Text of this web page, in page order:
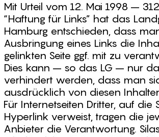
Mit Urteil vom 12. Mai 1998 –
“Haftung für Links” hat das
Hamburg entschieden, dass
Ausbringung eines Links die
gelinkten Seite ggf. mit zu
Dies kann – so das LG – nur
verhindert werden, dass man
ausdrücklich von diesen
Für Internetseiten Dritter, auf die
Hyperlink verweist, tragen die
Anbieter die Verantwortung.